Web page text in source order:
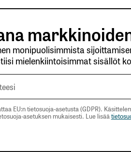
monipuolisimmista
mielenkiintoisimmat sisällöt
EU:n tietosuoja-asetusta (GDPR).
asetuksen mukaisesti. Lue lisää